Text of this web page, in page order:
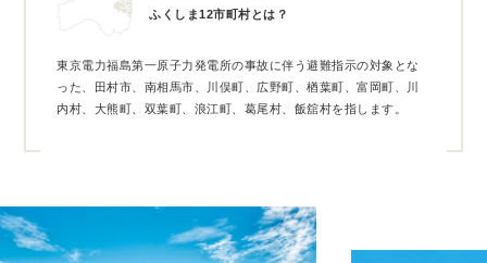
ふくしま12市町村とは？
東京電力福島第一原子力発電所の事故に伴う避難指示の対象とな
った、 田村市、南相馬市、川俣町、広野町、楢葉町、富岡町、川
内村、大熊町、 双葉町、浪江町、葛尾村、飯舘村を指します。